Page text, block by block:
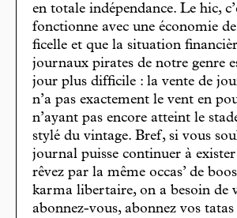
en totale indépendance. Le hic,
fonctionne avec une économie
ficelle et que la situation
journaux pirates de notre genre
jour plus difficile : la vente de
n’a pas exactement le vent en
n’ayant pas encore atteint le
stylé du vintage. Bref, si vous
journal puisse continuer à
rêvez par la même occas’ de
karma libertaire, on a besoin de
abonnez-vous, abonnez vos tatas